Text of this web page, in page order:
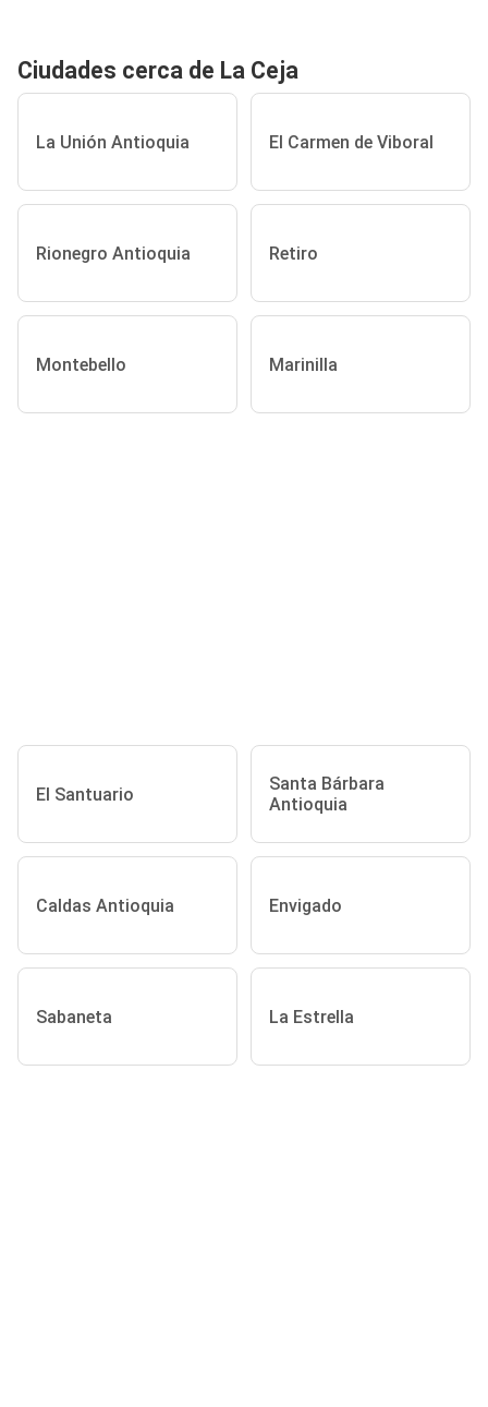
Ciudades cerca de La Ceja
La Unión Antioquia El Carmen de Viboral
Rionegro Antioquia Retiro
Montebello Marinilla
El Santuario
Santa Bárbara
Antioquia
Caldas Antioquia Envigado
Sabaneta La Estrella